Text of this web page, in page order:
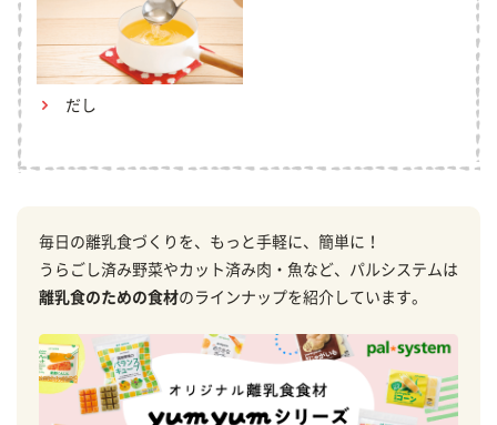
だし
毎日の離乳食づくりを、もっと手軽に、簡単に！
うらごし済み野菜やカット済み肉・魚など、パルシステムは
離乳食のための食材のラインナップを紹介しています。